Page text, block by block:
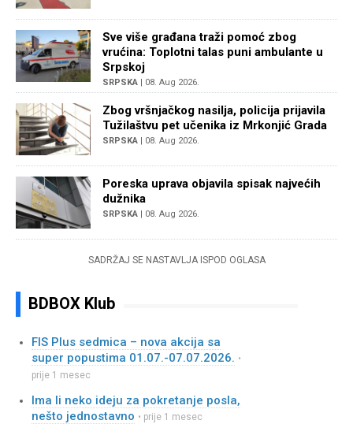
Sve više građana traži pomoć zbog
vrućina: Toplotni talas puni ambulante u
Srpskoj
SRPSKA | 08. Aug 2026.
Zbog vršnjačkog nasilja, policija prijavila
Tužilaštvu pet učenika iz Mrkonjić Grada
SRPSKA | 08. Aug 2026.
Poreska uprava objavila spisak najvećih
dužnika
SRPSKA | 08. Aug 2026.
SADRŽAJ SE NASTAVLJA ISPOD OGLASA
BDBOX Klub
FIS Plus sedmica – nova akcija sa
super popustima 01.07.-07.07.2026. •
prije 1 mesec
Ima li neko ideju za pokretanje posla,
nešto jednostavno • prije 1 mesec